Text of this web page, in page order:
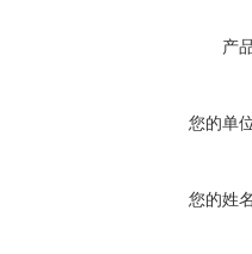
产
您的单
您的姓